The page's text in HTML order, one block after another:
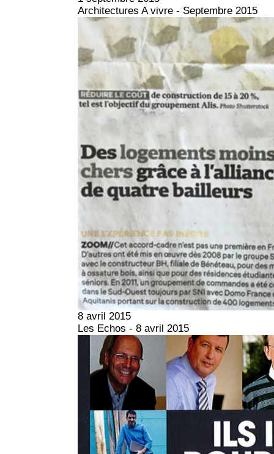
Architectures A vivre - Septembre 2015
8 avril 2015
Les Echos - 8 avril 2015